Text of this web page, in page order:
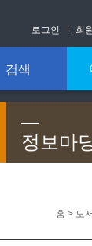
로그인 회
검색
정보마
홈 > 도